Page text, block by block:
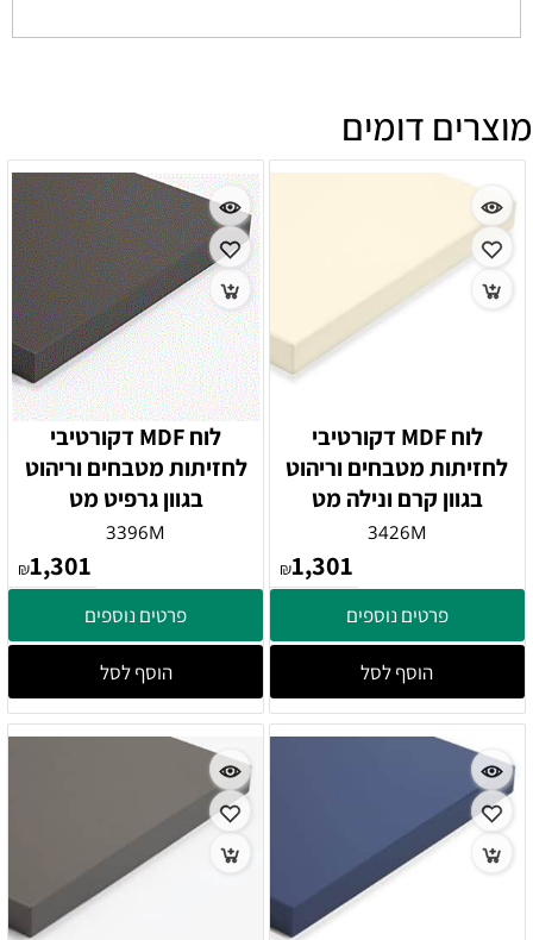
מוצרים דומים
לוח MDF דקורטיבי
לחזיתות מטבחים וריהוט
בגוון קרם ונילה מט
3426M
₪1,301
פרטים נוספים
הוסף לסל
לוח MDF דקורטיבי
לחזיתות מטבחים וריהוט
בגוון גרפיט מט
3396M
₪1,301
פרטים נוספים
הוסף לסל